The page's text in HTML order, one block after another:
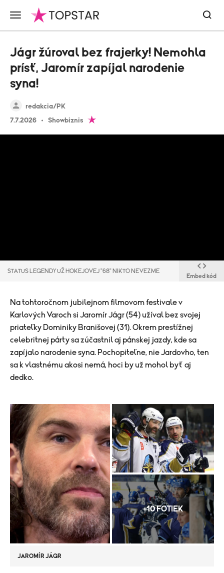
redakcia/PK
7.7.2026
Showbiznis
Jágr žúroval bez frajerky! Nemohla
prísť, Jaromír zapíjal narodenie
syna!
STATUS LEGENDY UŽ HOKEJOVEJ "68" NIKTO NEVEZME
Embed kód
Na tohtoročnom jubilejnom filmovom festivale v
Karlových Varoch si Jaromír Jágr (54) užíval bez svojej
priateľky Dominiky Branišovej (31). Okrem prestížnej
celebritnej párty sa zúčastnil aj pánskej jazdy, kde sa
zapíjalo narodenie syna. Pochopiteľne, nie Jardovho, ten
sa k vlastnému akosi nemá, hoci by už mohol byť aj
dedko.
+10 FOTIEK
JAROMÍR JÁGR